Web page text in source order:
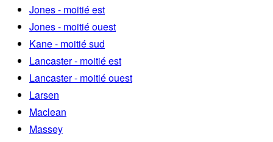
Jones - moitié est
Jones - moitié ouest
Kane - moitié sud
Lancaster - moitié est
Lancaster - moitié ouest
Larsen
Maclean
Massey